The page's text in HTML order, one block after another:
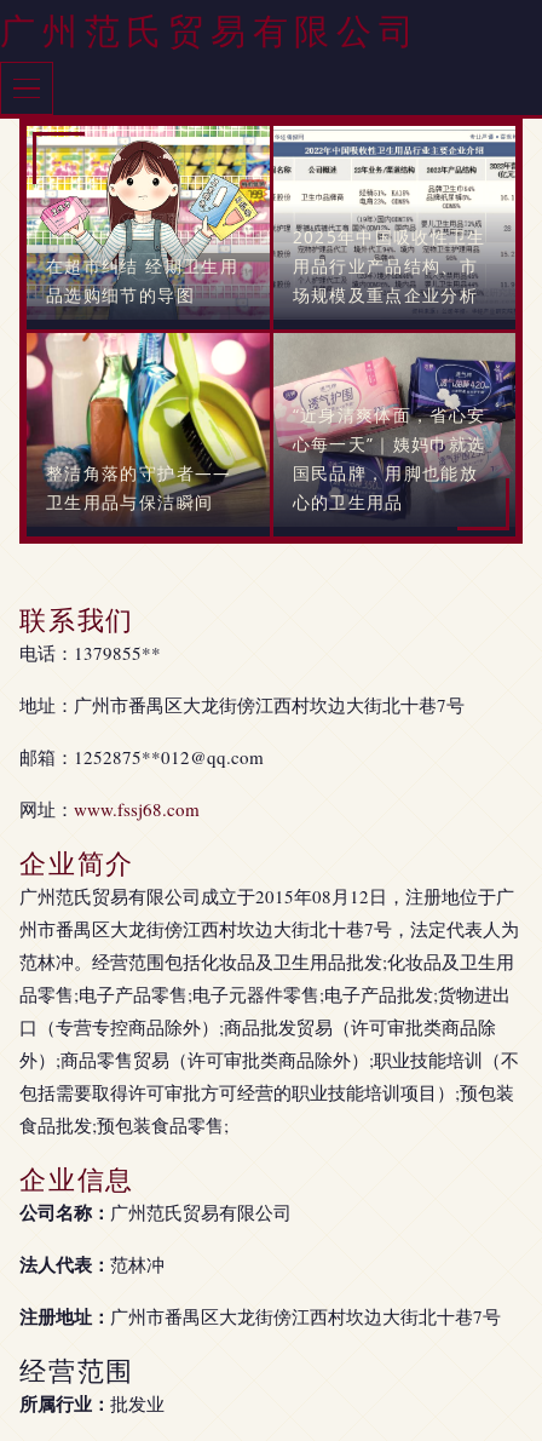
广州范氏贸易有限公司
在超市纠结 经期卫生用
品选购细节的导图
2025年中国吸收性卫生
用品行业产品结构、市
场规模及重点企业分析
整洁角落的守护者——
卫生用品与保洁瞬间
“近身清爽体面，省心安
心每一天”｜姨妈巾就选
国民品牌，用脚也能放
心的卫生用品
联系我们
电话：1379855**
地址：广州市番禺区大龙街傍江西村坎边大街北十巷7号
邮箱：1252875**012@qq.com
网址： www.fssj68.com
企业简介
广州范氏贸易有限公司成立于2015年08月12日，注册地位于广
州市番禺区大龙街傍江西村坎边大街北十巷7号，法定代表人为
范林冲。经营范围包括化妆品及卫生用品批发;化妆品及卫生用
品零售;电子产品零售;电子元器件零售;电子产品批发;货物进出
口（专营专控商品除外）;商品批发贸易（许可审批类商品除
外）;商品零售贸易（许可审批类商品除外）;职业技能培训（不
包括需要取得许可审批方可经营的职业技能培训项目）;预包装
食品批发;预包装食品零售;
企业信息
公司名称： 广州范氏贸易有限公司
法人代表： 范林冲
注册地址： 广州市番禺区大龙街傍江西村坎边大街北十巷7号
经营范围
所属行业： 批发业